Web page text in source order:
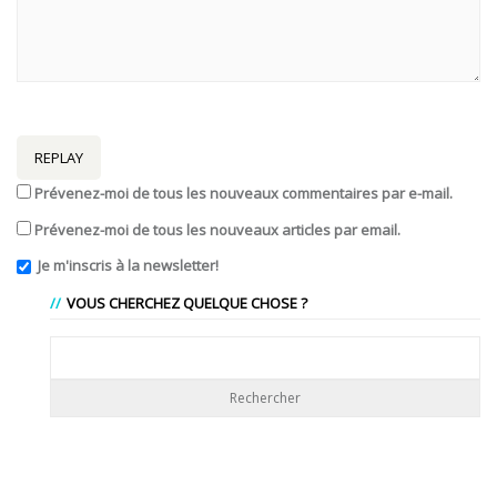
REPLAY
Prévenez-moi de tous les nouveaux commentaires par e-mail.
Prévenez-moi de tous les nouveaux articles par email.
Je m'inscris à la newsletter!
VOUS CHERCHEZ QUELQUE CHOSE ?